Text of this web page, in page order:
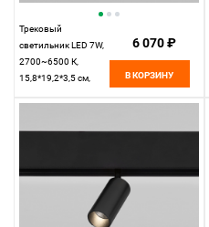
Трековый
светильник LED 7W,
2700~6500 К,
15,8*19,2*3,5 см,
6 070 ₽
В КОРЗИНУ